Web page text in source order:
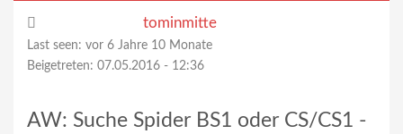
tominmitte
Last seen: vor 6 Jahre 10 Monate
Beigetreten: 07.05.2016 - 12:36
AW: Suche Spider BS1 oder CS/CS1 -